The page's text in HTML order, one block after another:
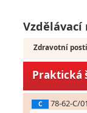
Vzdělávací
Zdravotní
Praktická
C 78-62-C/01